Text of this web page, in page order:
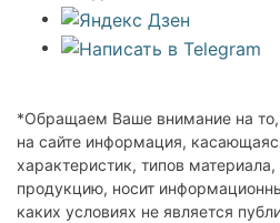
*Обращаем Ваше внимание на то,
на сайте информация,
характеристик, типов
продукцию, носит
каких условиях не является